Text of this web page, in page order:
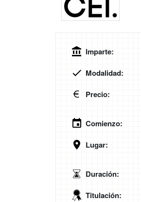
Imparte:
Modalidad:
Precio:
Comienzo:
Lugar:
Duración:
Titulación: